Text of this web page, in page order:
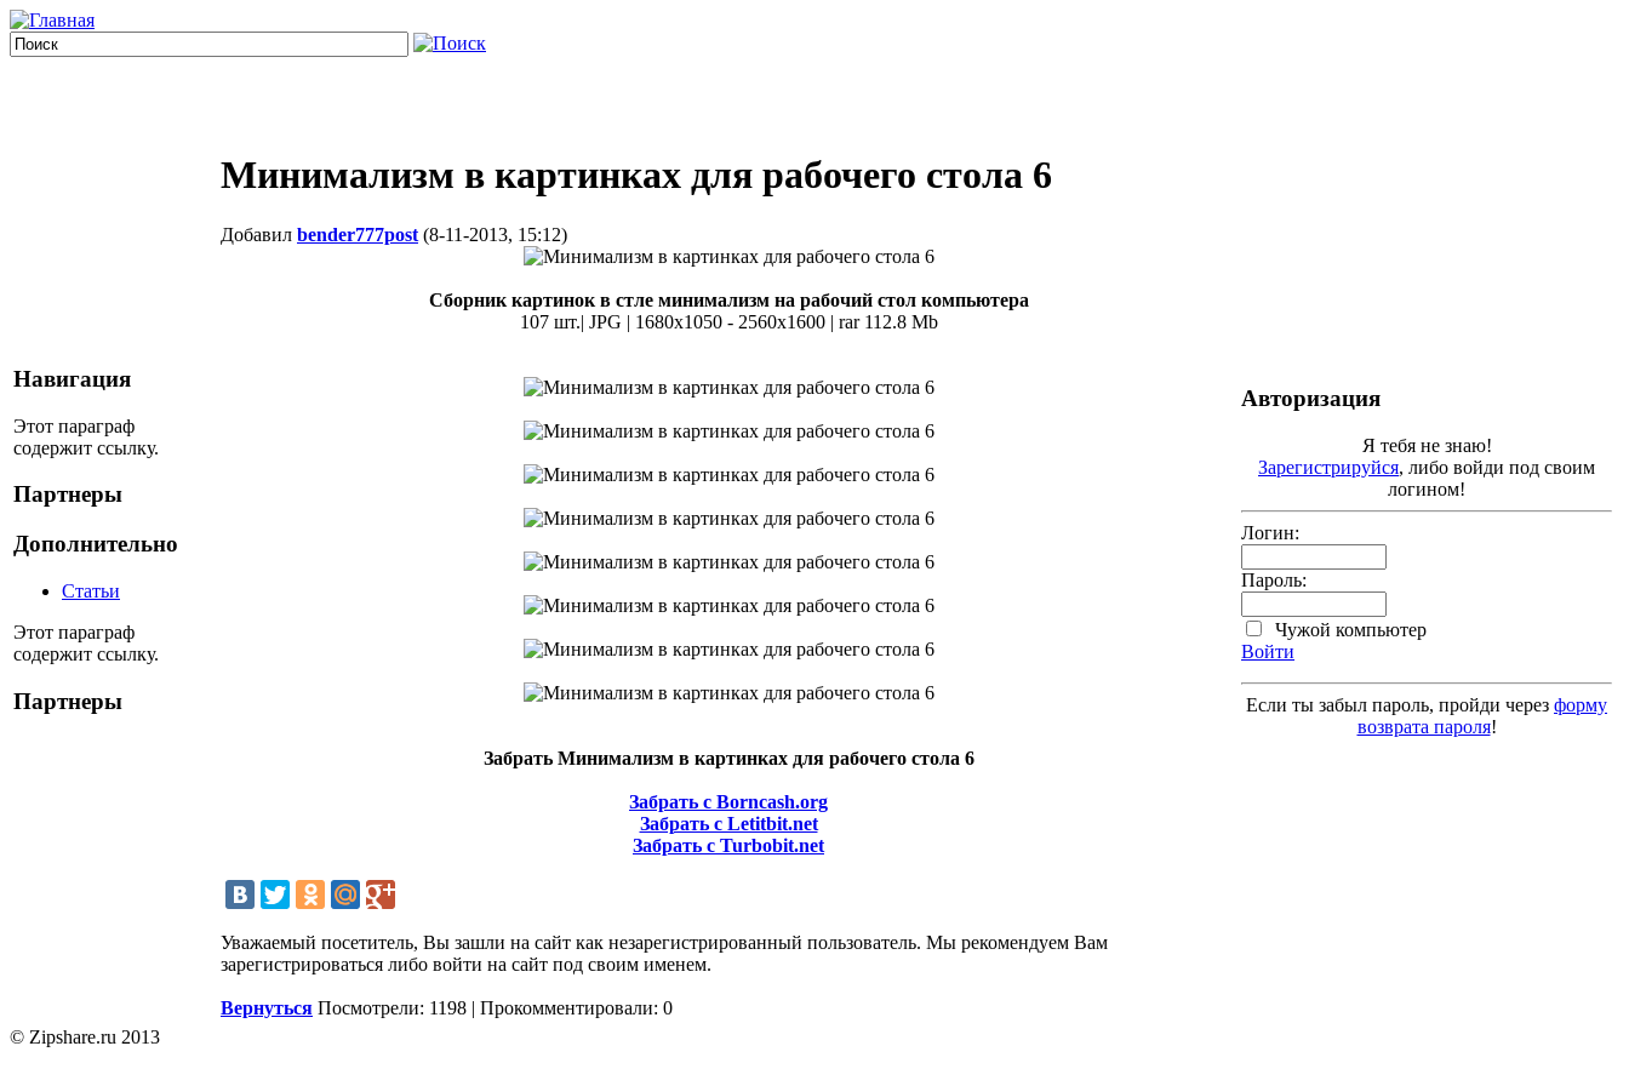
Навигация
Этот параграф
содержит ссылку.
Партнеры
Дополнительно
Статьи
Этот параграф
содержит ссылку.
Партнеры
Минимализм в картинках для рабочего стола 6
Добавил bender777post (8-11-2013, 15:12)
Сборник картинок в стле минимализм на рабочий стол компьютера
107 шт.| JPG | 1680x1050 - 2560x1600 | rar 112.8 Mb
Забрать Минимализм в картинках для рабочего стола 6
Забрать с Borncash.org
Забрать с Letitbit.net
Забрать с Turbobit.net
Уважаемый посетитель, Вы зашли на сайт как незарегистрированный пользователь. Мы рекомендуем Вам
зарегистрироваться либо войти на сайт под своим именем.
Вернуться Посмотрели: 1198 | Прокомментировали: 0
Авторизация
Я тебя не знаю!
Зарегистрируйся, либо войди под своим
логином!
Логин:
Пароль:
Чужой компьютер
Войти
Если ты забыл пароль, пройди через форму
возврата пароля!
© Zipshare.ru 2013